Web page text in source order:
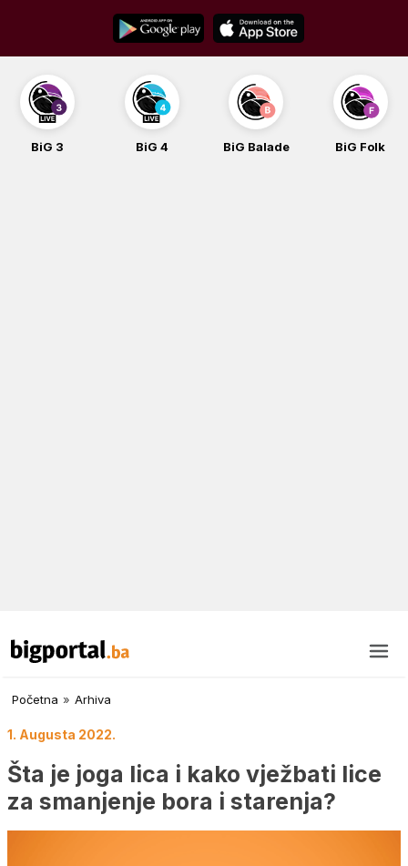
content
BiG 3 BiG 4 BiG Balade BiG Folk
Početna » Arhiva
1. Augusta 2022.
Šta je joga lica i kako vježbati lice
za smanjenje bora i starenja?